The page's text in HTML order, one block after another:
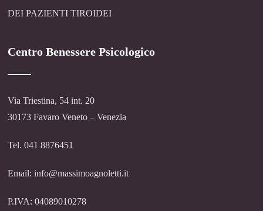
DEI PAZIENTI TIROIDEI
Centro Benessere Psicologico
Via Triestina, 54 int. 20
30173 Favaro Veneto – Venezia
Tel. 041 8876451
Email: info@massimoagnoletti.it
P.IVA: 04089010278